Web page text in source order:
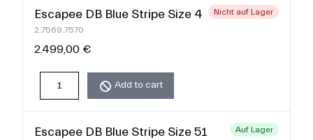
Escapee DB Blue Stripe Size 48
2.7569.7570
Nicht auf Lager
2.499,00 €
Add to cart
Escapee DB Blue Stripe Size 51 Auf Lager